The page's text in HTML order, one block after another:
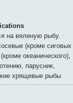
на вяленую рыбу.
(кроме сиговых
океанического),
парусник,
хрящевые рыбы